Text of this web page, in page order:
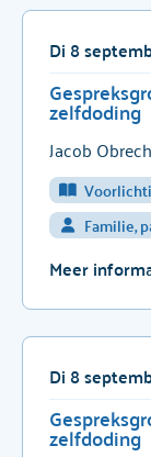
Di 8
zelfdoding
Jacob
Familie,
Meer
Di 8
zelfdoding